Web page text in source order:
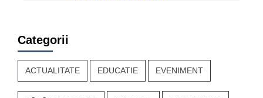
Categorii
ACTUALITATE EDUCATIE EVENIMENT